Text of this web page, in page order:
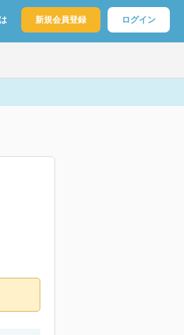
新規会員登録 ログイン